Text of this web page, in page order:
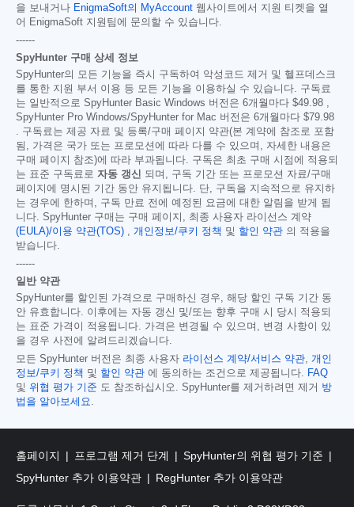
을 보내거나 EnigmaSoft의 MyAccount 웹사이트에서 지원 티켓을 열
어 EnigmaSoft 지원팀에 문의할 수 있습니다.
------
SpyHunter 구매 상세 정보
SpyHunter의 모든 기능을 즉시 구독하여 악성코드 제거 및 헬프데스크
를 통한 지원 부서 이용 등 모든 기능을 이용하실 수 있습니다. 구독료
는 일반적으로 SpyHunter Basic Windows 버전은 6개월마다 $49.98
SpyHunter Pro Windows/SpyHunter for Mac 버전은 6개월마다 $79.98
. 구독료는 제공 자료 및 등록/구매 페이지 약관(본 계약에 참조로 포함
됨, 가격은 국가 또는 프로모션에 따라 다를 수 있으며, 자세한 내용은
구매 페이지 참조)에 따라 부과됩니다. 구독은 최초 구매 시점에 적용되
는 표준 구독료로 자동 갱신
되며, 구독 기간 또는 프로모션 자료/구매
페이지에 명시된 기간 동안 유지됩니다. 단, 구독을 지속적으로 유지하
는 경우에 한하며, 구독 만료 전에 예정된 요금에 대한 알림을 받게 됩
니다. SpyHunter 구매는 구매 페이지, 최종 사용자 라이선스 계약
(EULA)/이용 약관(TOS)
개인정보/쿠키 정책 및 할인 약관 의 적용을
받습니다.
------
일반 약관
SpyHunter를 할인된 가격으로 구매하신 경우, 해당 할인 구독 기간 동
안 유효합니다. 이후에는 자동 갱신 및/또는 향후 구매 시 당시 적용되
는 표준 가격이 적용됩니다. 가격은 변경될 수 있으며, 변경 사항이 있
을 경우 사전에 알려드리겠습니다.
모든 SpyHunter 버전은 최종 사용자 라이선스 계약/서비스 약관
개인
정보/쿠키 정책 및 할인 약관 에 동의하는 조건으로 제공됩니다.
FAQ
및 위협 평가 기준 도 참조하십시오. SpyHunter를 제거하려면 제거 방
법을 알아보세요
홈페이지 프로그램 제거 단계
SpyHunter의 위협 평가 기준
SpyHunter 추가 이용약관
RegHunter 추가 이용약관